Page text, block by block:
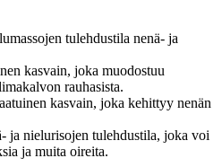
tulehdustila nenä- ja
kasvain, joka muodostuu
rauhasista.
kasvain, joka kehittyy nenän
ja nielurisojen tulehdustila, joka voi
ja muita oireita.